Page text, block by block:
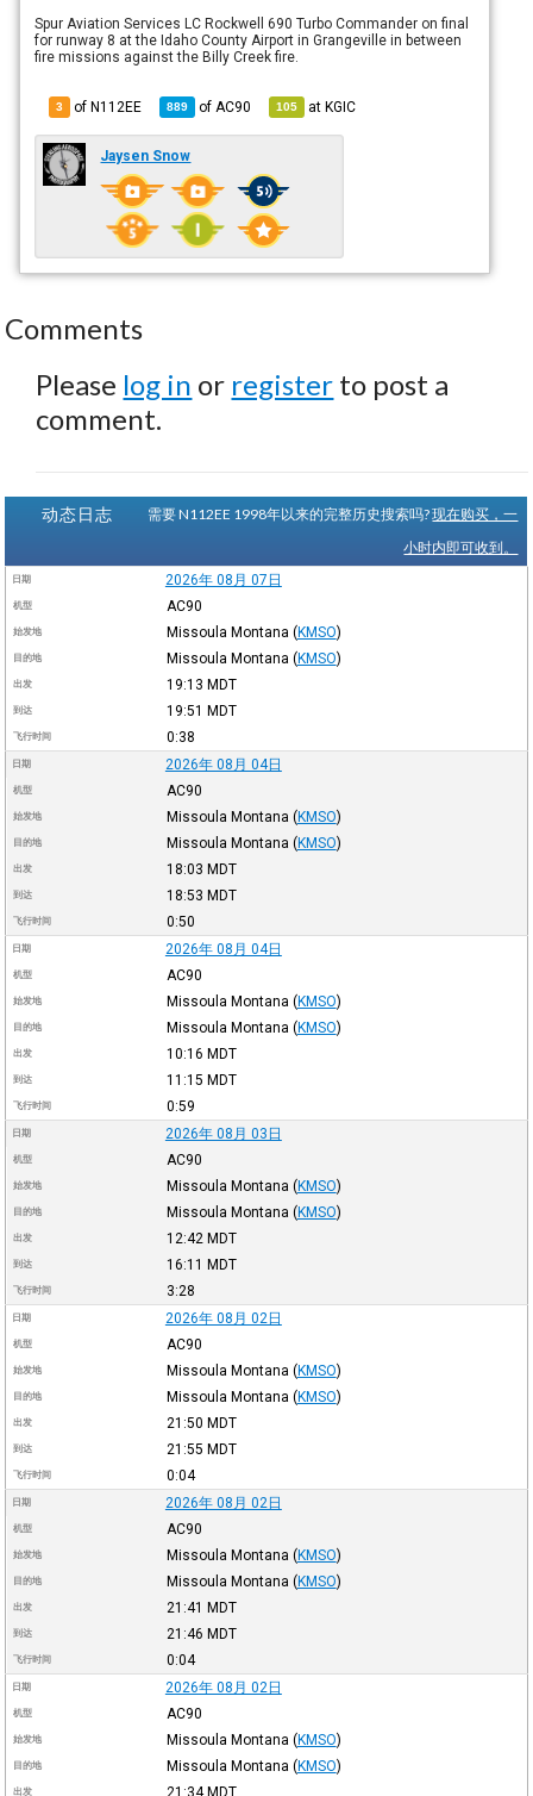
Spur Aviation Services LC Rockwell 690 Turbo Commander on final
for runway 8 at the Idaho County Airport in Grangeville in between
fire missions against the Billy Creek fire.
3 of N112EE 889 of AC90 105 atKGIC
Jaysen Snow
Comments
Please log in or register to post a
comment.
动态日志 需要 N112EE 1998年以来的完整历史搜索吗?现在购买，一
小时内即可收到。
日期 2026年 08月 07日
机型 AC90
始发地 Missoula Montana (KMSO)
目的地 Missoula Montana (KMSO)
出发 19:13 MDT
到达 19:51 MDT
飞行时间 0:38
日期 2026年 08月 04日
机型 AC90
始发地 Missoula Montana (KMSO)
目的地 Missoula Montana (KMSO)
出发 18:03 MDT
到达 18:53 MDT
飞行时间 0:50
日期 2026年 08月 04日
机型 AC90
始发地 Missoula Montana (KMSO)
目的地 Missoula Montana (KMSO)
出发 10:16 MDT
到达 11:15 MDT
飞行时间 0:59
日期 2026年 08月 03日
机型 AC90
始发地 Missoula Montana (KMSO)
目的地 Missoula Montana (KMSO)
出发 12:42 MDT
到达 16:11 MDT
飞行时间 3:28
日期 2026年 08月 02日
机型 AC90
始发地 Missoula Montana (KMSO)
目的地 Missoula Montana (KMSO)
出发 21:50 MDT
到达 21:55 MDT
飞行时间 0:04
日期 2026年 08月 02日
机型 AC90
始发地 Missoula Montana (KMSO)
目的地 Missoula Montana (KMSO)
出发 21:41 MDT
到达 21:46 MDT
飞行时间 0:04
日期 2026年 08月 02日
机型 AC90
始发地 Missoula Montana (KMSO)
目的地 Missoula Montana (KMSO)
出发 21:34MDT